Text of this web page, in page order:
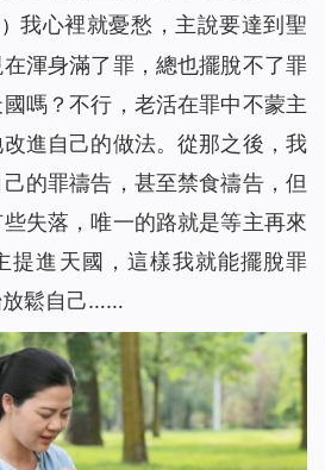
我心裡就憂愁，主說要達到聖
渾身滿了罪，總也擺脫不了罪
嗎？不行，老活在罪中不蒙主
進自己的做法。從那之後，我
的罪禱告，甚至禁食禱告，但
失落，唯一的路就是等主再來
提進天國，這樣我就能擺脫罪
放鬆自己……